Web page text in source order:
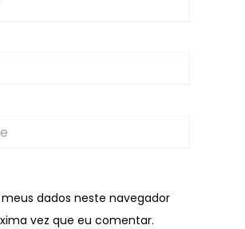
meus dados neste navegador
vez que eu comentar.